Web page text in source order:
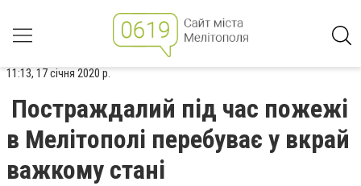
11:13, 17 січня 2020 р.
Постраждалий під час пожежі
в Мелітополі перебуває у вкрай
важкому стані